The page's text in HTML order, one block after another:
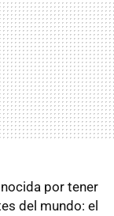
por tener
del mundo: el